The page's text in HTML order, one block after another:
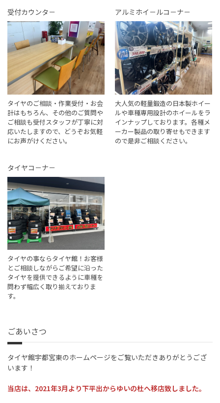
受付カウンタ－
タイヤのご相談・作業受付・お会
計はもちろん、その他のご質問や
ご相談も受付スタッフが丁寧に対
応いたしますので、どうぞお気軽
にお声がけください。
アルミホイ－ルコ－ナ－
大人気の軽量鍛造の日本製ホイー
ルや車種専用設計のホイールをラ
インナップしております。各種メ
ーカー製品の取り寄せもできます
ので是非ご相談ください。
タイヤコ－ナ－
タイヤの事ならタイヤ館！お客様
とご相談しながらご希望に沿った
タイヤを提供できるように車種を
問わず幅広く取り揃えておりま
す。
ごあいさつ
タイヤ館宇都宮東のホームページをご覧いただきありがとうござ
います！
当店は、2021年3月より下平出からゆいの杜へ移店致しました。